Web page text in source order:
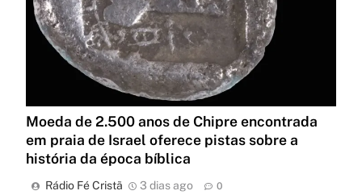
Moeda de 2.500 anos de Chipre encontrada
em praia de Israel oferece pistas sobre a
história da época bíblica
Rádio Fé Cristã 3 dias ago 0